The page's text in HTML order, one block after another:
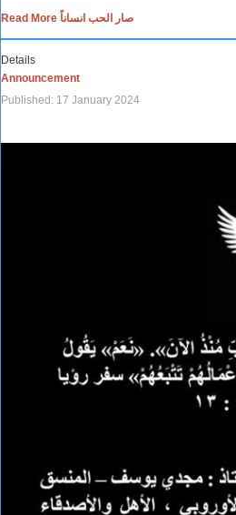
Read More صار الحب انساناً
Details
Announcement
Published: 17 January 2024